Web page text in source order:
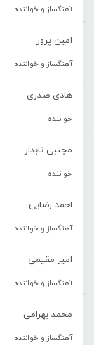
آهنگساز و خواننده
امین پرور
آهنگساز و خواننده
هادی صدری
خواننده
مجتبی تابدار
خواننده
احمد رضایی
آهنگساز و خواننده
امیر مقیمی
آهنگساز و خواننده
محمد بهرامی
آهنگساز و خواننده